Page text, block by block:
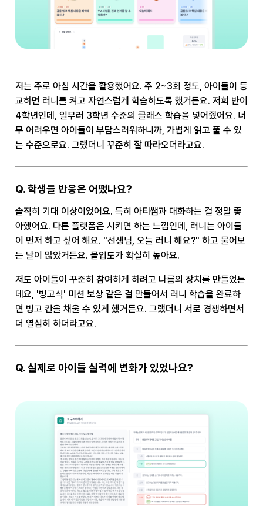
저는 주로 아침 시간을 활용했어요. 주 2~3회 정도, 아이들이 등
교하면 러니를 켜고 자연스럽게 학습하도록 했거든요. 저희 반이
4학년인데, 일부러 3학년 수준의 클래스 학습을 넣어줬어요. 너
무 어려우면 아이들이 부담스러워하니까, 가볍게 읽고 풀 수 있
는 수준으로요. 그랬더니 꾸준히 잘 따라오더라고요.
Q. 학생들 반응은 어땠나요?
솔직히 기대 이상이었어요. 특히 아티쌤과 대화하는 걸 정말 좋
아했어요. 다른 플랫폼은 시키면 하는 느낌인데, 러니는 아이들
이 먼저 하고 싶어 해요. "선생님, 오늘 러니 해요?" 하고 물어보
는 날이 많았거든요. 몰입도가 확실히 높아요.
저도 아이들이 꾸준히 참여하게 하려고 나름의 장치를 만들었는
데요, '빙고식' 미션 보상 같은 걸 만들어서 러니 학습을 완료하
면 빙고 칸을 채울 수 있게 했거든요. 그랬더니 서로 경쟁하면서
더 열심히 하더라고요.
Q. 실제로 아이들 실력에 변화가 있었나요?